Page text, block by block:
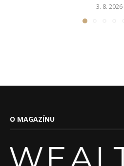
3. 8. 2026
O MAGAZÍNU